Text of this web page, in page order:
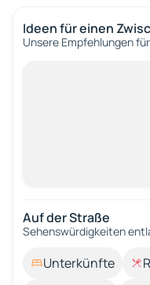
Ideen für einen
Unsere Empfehlungen
Auf der Straße
Sehenswürdigkeiten
Unterkünfte